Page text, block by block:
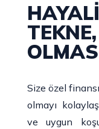
Size özel
olmayı
ve uygun